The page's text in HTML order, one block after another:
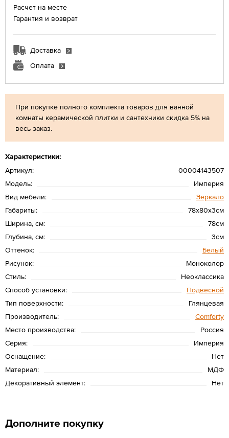
При покупке полного комплекта товаров для ванной
комнаты керамической плитки и сантехники скидка 5% на
весь заказ.
Характеристики:
Артикул:
00004143507
Модель:
Империя
Вид мебели:
Зеркало
Габариты:
78x80x3см
Ширина, см:
78см
Глубина, см:
3см
Оттенок:
Белый
Рисунок:
Моноколор
Стиль:
Неоклассика
Способ установки:
Подвесной
Тип поверхности:
Глянцевая
Производитель:
Сomforty
Место производства:
Россия
Серия:
Империя
Оснащение:
Нет
Материал:
МДФ
Декоративный элемент:
Нет
Расчет на месте
Гарантия и возврат
Доставка
Оплата
Дополните покупку